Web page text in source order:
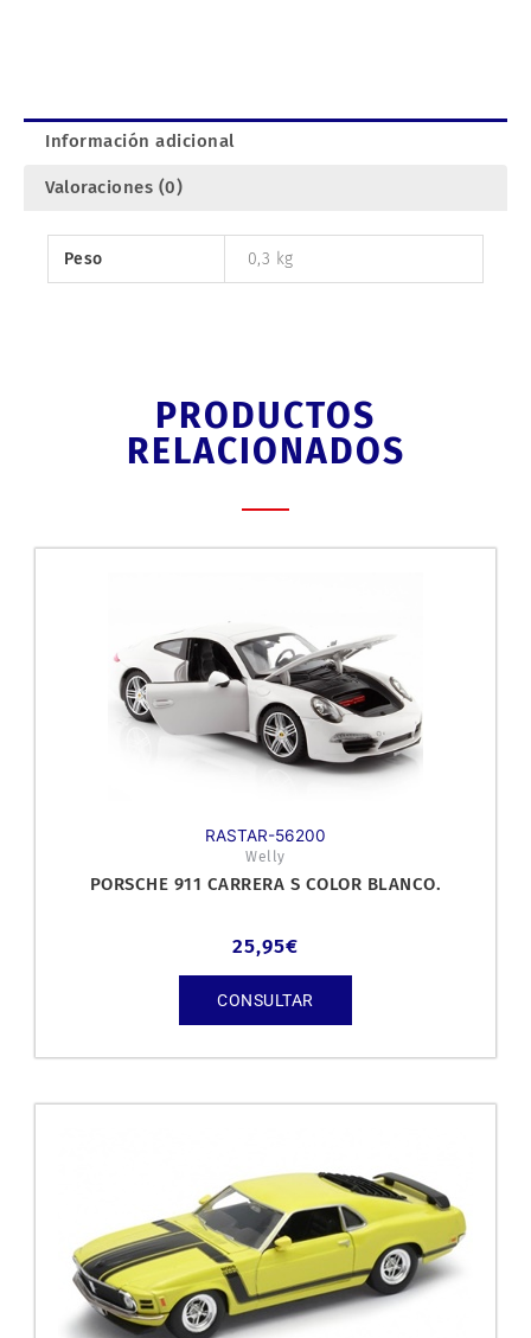
Información adicional
Valoraciones (0)
Peso 0,3 kg
PRODUCTOS
RELACIONADOS
RASTAR-56200
Welly
PORSCHE 911 CARRERA S COLOR BLANCO.
25,95€
CONSULTAR